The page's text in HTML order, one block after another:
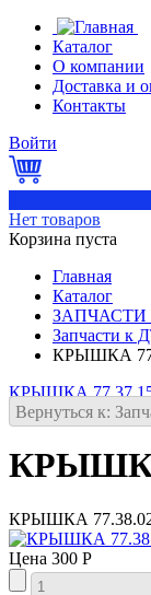
Каталог
О компании
Доставка и
Контакты
Войти
Нет товаров
Корзина пуста
Главная
Каталог
ЗАПЧАСТИ
Запчасти к
КРЫШКА
КРЫШКА
Вернуться к:
КРЫШКА
Цена 300 Р